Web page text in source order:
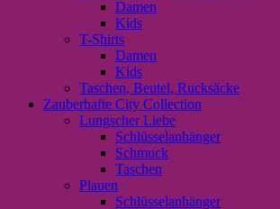
Damen
Kids
T-Shirts
Damen
Kids
Taschen, Beutel, Rucksäcke
Zauberhafte City Collection
Lungscher Liebe
Schlüsselanhänger
Schmuck
Taschen
Plauen
Schlüsselanhänger